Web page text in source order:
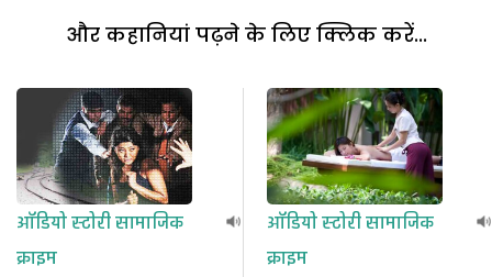
और कहानियां पढ़ने के लिए क्लिक करें...
ऑडियो स्टोरीसामाजिक
क्राइम
ऑडियो स्टोरीसामाजिक
क्राइम